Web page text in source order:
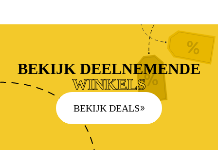
BEKIJK DEELNEMENDE
WINKELS
BEKIJK DEALS